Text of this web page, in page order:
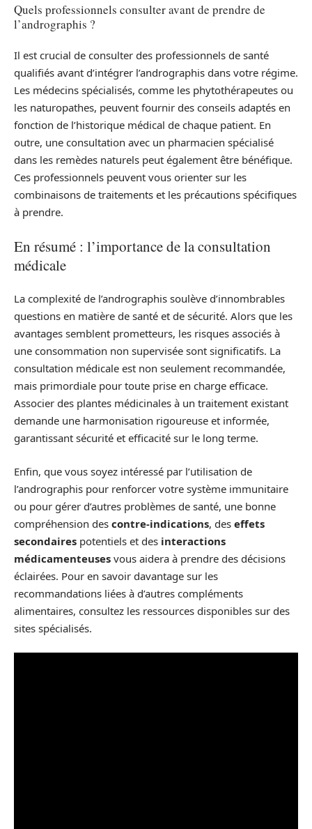
Quels professionnels consulter avant de prendre de
l’andrographis ?
Il est crucial de consulter des professionnels de santé
qualifiés avant d’intégrer l’andrographis dans votre régime.
Les médecins spécialisés, comme les phytothérapeutes ou
les naturopathes, peuvent fournir des conseils adaptés en
fonction de l’historique médical de chaque patient. En
outre, une consultation avec un pharmacien spécialisé
dans les remèdes naturels peut également être bénéfique.
Ces professionnels peuvent vous orienter sur les
combinaisons de traitements et les précautions spécifiques
à prendre.
En résumé : l’importance de la consultation
médicale
La complexité de l’andrographis soulève d’innombrables
questions en matière de santé et de sécurité. Alors que les
avantages semblent prometteurs, les risques associés à
une consommation non supervisée sont significatifs. La
consultation médicale est non seulement recommandée,
mais primordiale pour toute prise en charge efficace.
Associer des plantes médicinales à un traitement existant
demande une harmonisation rigoureuse et informée,
garantissant sécurité et efficacité sur le long terme.
Enfin, que vous soyez intéressé par l’utilisation de
l’andrographis pour renforcer votre système immunitaire
ou pour gérer d’autres problèmes de santé, une bonne
compréhension des contre-indications, des effets
secondaires potentiels et des interactions
médicamenteuses vous aidera à prendre des décisions
éclairées. Pour en savoir davantage sur les
recommandations liées à d’autres compléments
alimentaires, consultez les ressources disponibles sur des
sites spécialisés.